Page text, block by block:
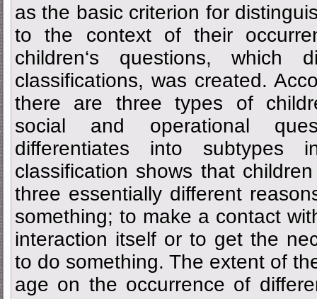
as the basic criterion for
to the context of their
children‘s questions, which
classifications, was created.
there are three types of
social and operational
differentiates into
classification shows that
three essentially different
something; to make a contact
interaction itself or to get the
to do something. The extent of
age on the occurrence of